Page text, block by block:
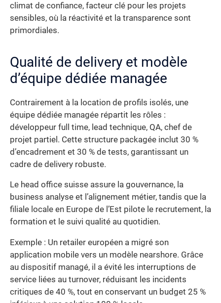
climat de confiance, facteur clé pour les projets
sensibles, où la réactivité et la transparence sont
primordiales.
Qualité de delivery et modèle
d’équipe dédiée managée
Contrairement à la location de profils isolés, une
équipe dédiée managée répartit les rôles :
développeur full time, lead technique, QA, chef de
projet partiel. Cette structure packagée inclut 30 %
d’encadrement et 30 % de tests, garantissant un
cadre de delivery robuste.
Le head office suisse assure la gouvernance, la
business analyse et l’alignement métier, tandis que la
filiale locale en Europe de l’Est pilote le recrutement, la
formation et le suivi qualité au quotidien.
Exemple : Un retailer européen a migré son
application mobile vers un modèle nearshore. Grâce
au dispositif managé, il a évité les interruptions de
service liées au turnover, réduisant les incidents
critiques de 40 %, tout en conservant un budget 25 %